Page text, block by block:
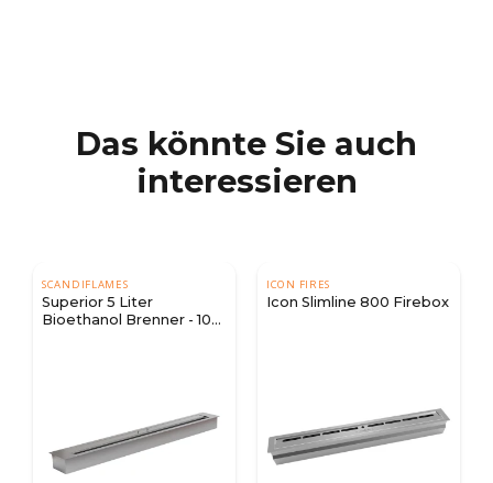
Das könnte Sie auch
interessieren
SCANDIFLAMES
Superior 5 Liter
Bioethanol Brenner - 100
ICON FIRES
Icon Slimline 800 Firebox